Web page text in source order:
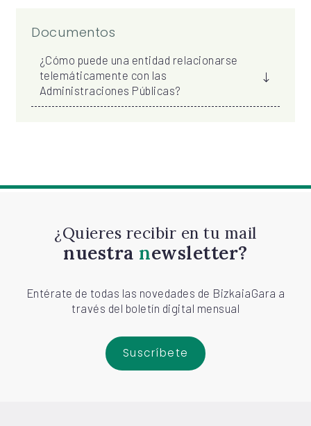
Documentos
¿Cómo puede una entidad relacionarse
telemáticamente con las
Administraciones Públicas?
¿Quieres recibir en tu mail
nuestra newsletter?
Entérate de todas las novedades de BizkaiaGara a
través del boletín digital mensual
Suscríbete